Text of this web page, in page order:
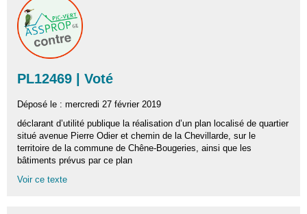
PL12469 | Voté
Déposé le : mercredi 27 février 2019
déclarant d’utilité publique la réalisation d’un plan localisé de quartier
situé avenue Pierre Odier et chemin de la Chevillarde, sur le
territoire de la commune de Chêne-Bougeries, ainsi que les
bâtiments prévus par ce plan
Voir ce texte